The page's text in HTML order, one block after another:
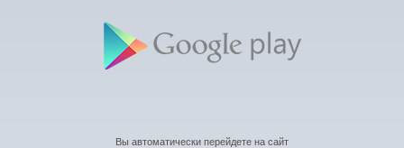
Вы автоматически перейдете на сайт